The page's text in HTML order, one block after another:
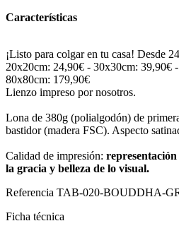
Características
¡Listo para colgar en tu casa! Desde
20x20cm: 24,90€ - 30x30cm: 39,90€
80x80cm: 179,90€
Lienzo impreso por nosotros.
Lona de 380g (polialgodón) de
bastidor (madera FSC). Aspecto
Calidad de impresión:
la gracia y belleza de lo visual.
Referencia TAB-020-BOUDDHA-
Ficha técnica